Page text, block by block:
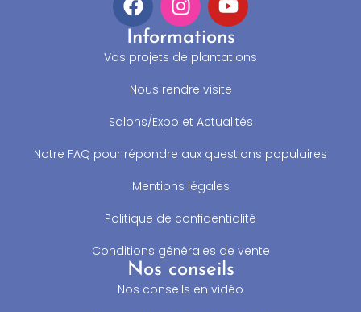
Informations
Vos projets de plantations
Nous rendre visite
Salons/Expo et Actualités
Notre FAQ pour répondre aux questions populaires
Mentions légales
Politique de confidentialité
Conditions générales de vente
Nos conseils
Nos conseils en vidéo